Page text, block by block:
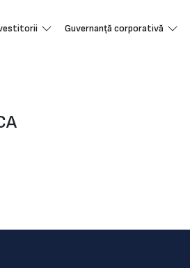
Guvernanță corporativă